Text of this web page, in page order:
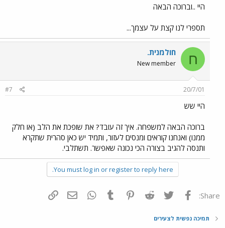
היי ..וברוכה הבאה
תספרי לנו קצת על עצמך...
ח חולמנית.
New member
20/7/01
#7
היי שש
ברוכה הבאה למשפחה. איך זה עובד? את שופכת את הלב (או חלק
ממנו) ואנחנו קוראים ומנסים לעזור, ותמיד יש כאן סהרית שתקרא
ותנסה להגיב בצורה הכי נכונה שאפשר. תשתלבי.
You must log in or register to reply here.
Share: פייסבוק Twitter
Reddit
Pinterest
Tumblr
WhatsAppדואר אלקטרוני
תמיכה נפשית לצעירים